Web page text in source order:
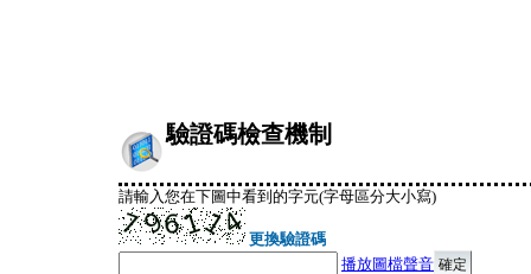
驗證碼檢查機制
請輸入您在下圖中看到的字元(字母區分大小寫)
更換驗證碼
播放圖檔聲音